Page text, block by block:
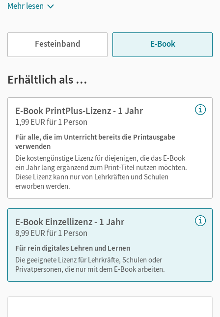
Notiz- und Markierungsmöglichkeit
Viele digitale Funktionen unterstützen das Lehren und
Lernen:
Notizen erstellen
Lesezeichen hinzufügen
Zoomen
Mehr lesen
Festeinband E-Book
Erhältlich als …
E-Book PrintPlus-Lizenz - 1 Jahr
1,99 EUR für 1 Person
Für alle, die im Unterricht bereits die Printausgabe
verwenden
Die kostengünstige Lizenz für diejenigen, die das E-Book
ein Jahr lang ergänzend zum Print-Titel nutzen möchten.
Diese Lizenz kann nur von Lehrkräften und Schulen
erworben werden.
E-Book Einzellizenz - 1 Jahr
8,99 EUR für 1 Person
Für rein digitales Lehren und Lernen
Die geeignete Lizenz für Lehrkräfte, Schulen oder
Privatpersonen, die nur mit dem E-Book arbeiten.